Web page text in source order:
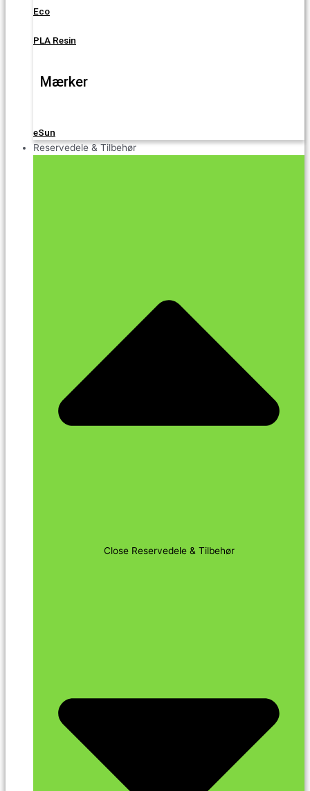
Eco
PLA Resin
Mærker
eSun
Reservedele & Tilbehør
Close Reservedele & Tilbehør